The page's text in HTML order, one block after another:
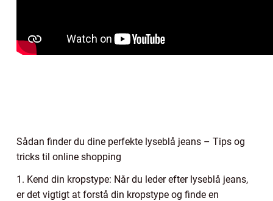
Sådan finder du dine perfekte lyseblå jeans – Tips og
tricks til online shopping
1. Kend din kropstype: Når du leder efter lyseblå jeans,
er det vigtigt at forstå din kropstype og finde en